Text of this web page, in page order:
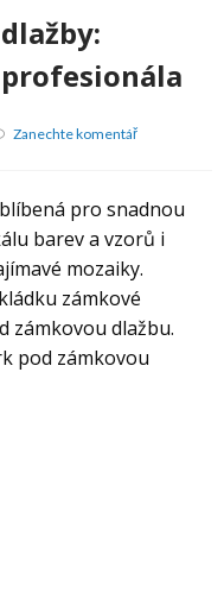
Zanechte komentářPokládka
si
rady
profesionála
pro snadnou
barev a vzorů i
mozaiky.
zámkové
zámkovou dlažbu.
pod zámkovou